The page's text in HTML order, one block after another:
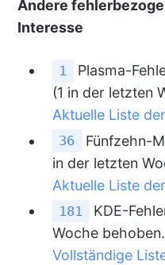
Andere
Interesse
1
Plasma-
(1 in der letzten
Aktuelle Liste
36
Fünfzehn-
in der letzten
Aktuelle Liste
181
KDE-
Woche behoben.
Vollständige